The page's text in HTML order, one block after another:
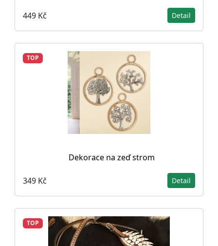
449 Kč Detail
TOP
Dekorace na zeď strom
349 Kč Detail
TOP